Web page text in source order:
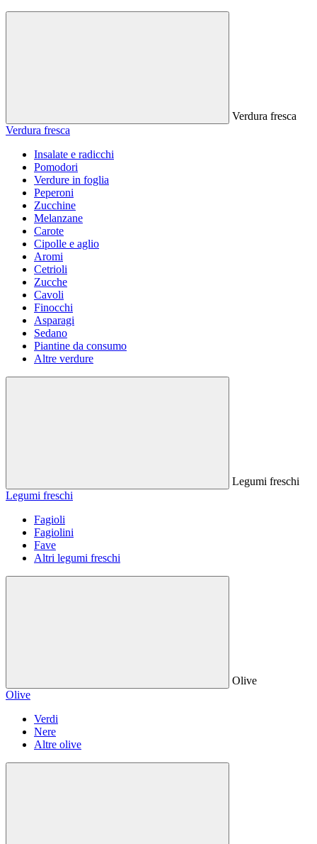
Verdura fresca
Verdura fresca
Insalate e radicchi
Pomodori
Verdure in foglia
Peperoni
Zucchine
Melanzane
Carote
Cipolle e aglio
Aromi
Cetrioli
Zucche
Cavoli
Finocchi
Asparagi
Sedano
Piantine da consumo
Altre verdure
Legumi freschi
Legumi freschi
Fagioli
Fagiolini
Fave
Altri legumi freschi
Olive
Olive
Verdi
Nere
Altre olive